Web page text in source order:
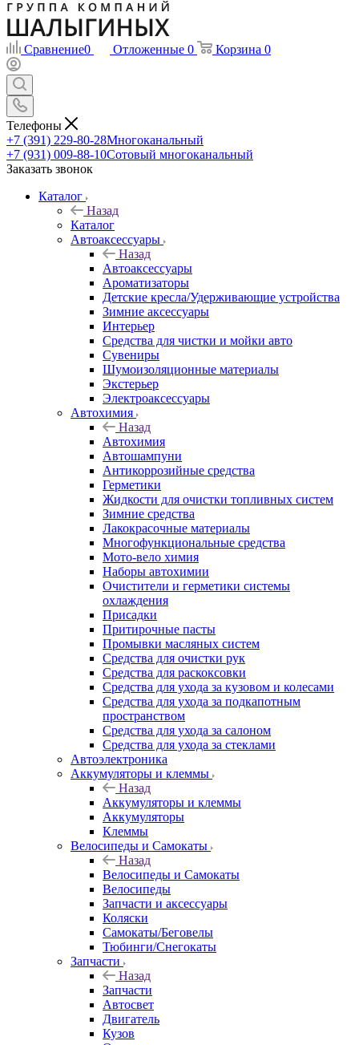
Сравнение0 Отложенные 0 Корзина 0
Телефоны
+7 (391) 229-80-28Многоканальный
+7 (931) 009-88-10Сотовый многоканальный
Заказать звонок
Каталог
Назад
Каталог
Автоаксессуары
Назад
Автоаксессуары
Ароматизаторы
Детские кресла/Удерживающие устройства
Зимние аксессуары
Интерьер
Средства для чистки и мойки авто
Сувениры
Шумоизоляционные материалы
Экстерьер
Электроаксессуары
Автохимия
Назад
Автохимия
Автошампуни
Антикоррозийные средства
Герметики
Жидкости для очистки топливных систем
Зимние средства
Лакокрасочные материалы
Многофункциональные средства
Мото-вело химия
Наборы автохимии
Очистители и герметики системы
охлаждения
Присадки
Притирочные пасты
Промывки масляных систем
Средства для очистки рук
Средства для раскоксовки
Средства для ухода за кузовом и колесами
Средства для ухода за подкапотным
пространством
Средства для ухода за салоном
Средства для ухода за стеклами
Автоэлектроника
Аккумуляторы и клеммы
Назад
Аккумуляторы и клеммы
Аккумуляторы
Клеммы
Велосипеды и Самокаты
Назад
Велосипеды и Самокаты
Велосипеды
Запчасти и аксессуары
Коляски
Самокаты/Беговелы
Тюбинги/Снегокаты
Запчасти
Назад
Запчасти
Автосвет
Двигатель
Кузов